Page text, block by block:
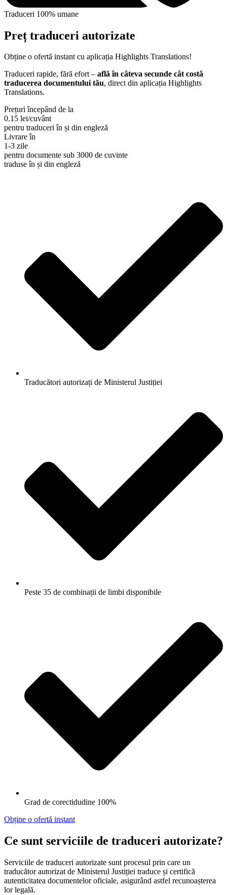
Traduceri 100% umane
Preț traduceri autorizate
Obține o ofertă instant cu aplicația Highlights Translations!
Traduceri rapide, fără efort – află în câteva secunde cât costă
traducerea documentului tău, direct din aplicația Highlights
Translations.
Prețuri începând de la
0.15 lei/cuvânt
pentru traduceri în și din engleză
Livrare în
1-3 zile
pentru documente sub 3000 de cuvinte
traduse în și din engleză
Traducători autorizați de Ministerul Justiției
Peste 35 de combinații de limbi disponibile
Grad de corectidudine 100%
Obține o ofertă instant
Ce sunt serviciile de traduceri autorizate?
Serviciile de traduceri autorizate sunt procesul prin care un
traducător autorizat de Ministerul Justiției traduce și certifică
autenticitatea documentelor oficiale, asigurând astfel recunoașterea
lor legală.